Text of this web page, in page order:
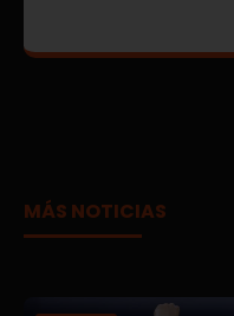
MÁS NOTICIAS